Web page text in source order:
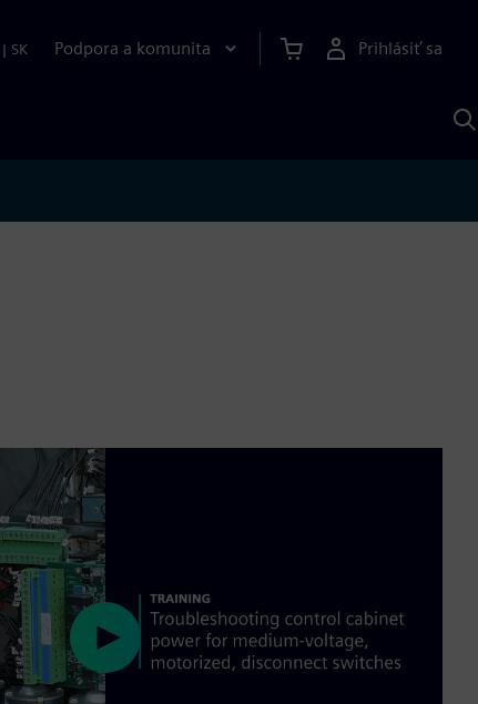
| SK Podpora a komunita Prihlásiť sa
Play